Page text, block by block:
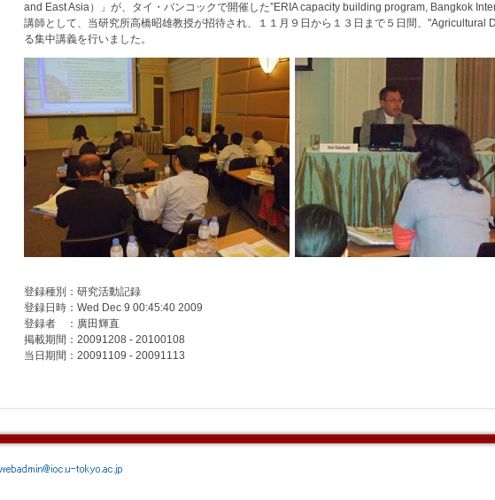
and East Asia）」が、タイ・バンコックで開催した”ERIA capacity building program, Bangkok
講師として、当研究所高橋昭雄教授が招待され、１１月９日から１３日まで５日間、"Agricultural
る集中講義を行いました。
登録種別：研究活動記録
登録日時：Wed Dec 9 00:45:40 2009
登録者 ：廣田輝直
掲載期間：20091208 - 20100108
当日期間：20091109 - 20091113